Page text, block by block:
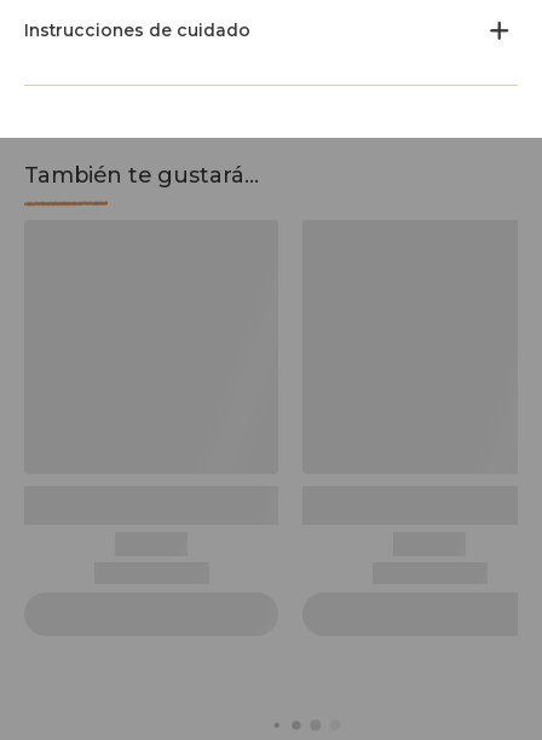
Instrucciones de cuidado
También te gustará...